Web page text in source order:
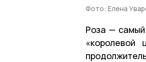
Фото: Елена
Роза —
«королевой